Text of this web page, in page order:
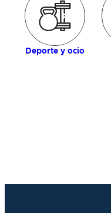
Deporte y ocio